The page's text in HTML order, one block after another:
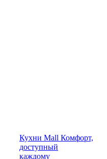
Кухни Mall Комфорт,
доступный
каждому